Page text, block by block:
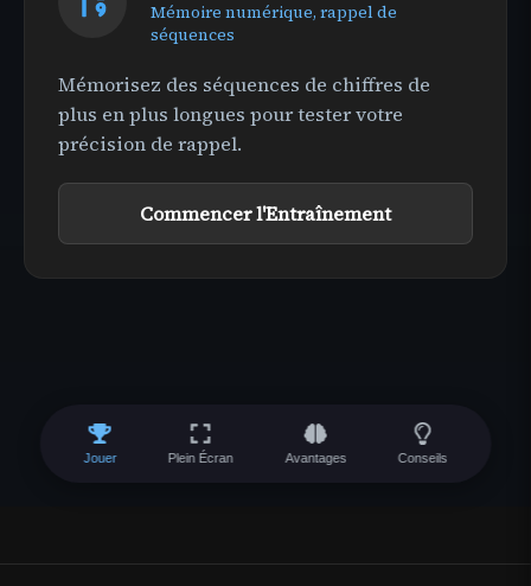
Mémoire numérique, rappel de
séquences
Mémorisez des séquences de chiffres de
plus en plus longues pour tester votre
précision de rappel.
Commencer l'Entraînement
Jouer Plein Écran Avantages Conseils